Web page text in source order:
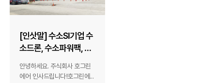
[인삿말] 수소SI기업 수
소드론, 수소파워팩, 수
_(주)호그린에어
안녕하세요. 주식회사 호그린
에어 인사드립니다!호그린에어